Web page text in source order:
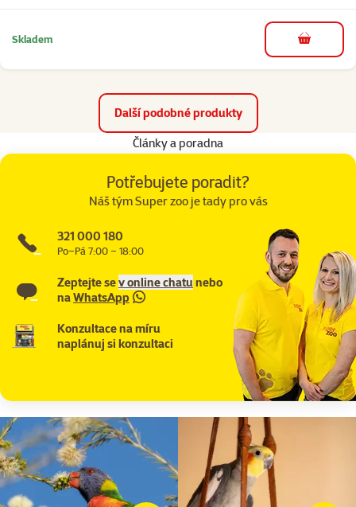
Skladem do košíku
Další podobné produkty
Články a poradna
Potřebujete poradit?
Náš tým Super zoo je tady pro vás
321 000 180
Po–Pá 7:00 – 18:00
Zeptejte sev online chatu nebo
naWhatsApp
Konzultace na míru
naplánuj si konzultaci